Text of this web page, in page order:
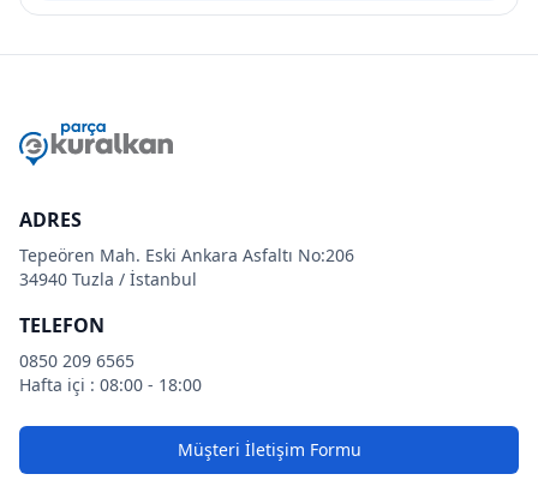
ADRES
Tepeören Mah. Eski Ankara Asfaltı No:206
34940 Tuzla / İstanbul
TELEFON
0850 209 6565
Hafta içi : 08:00 - 18:00
Müşteri İletişim Formu